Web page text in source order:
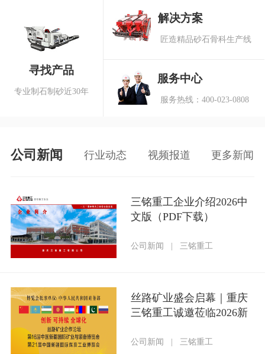
寻找产品
专业制石制砂近30年
解决方案
匠造精品砂石骨科生产线
服务中心
服务热线：400-023-0808
公司新闻 行业动态 视频报道 更多新闻
三铭重工企业介绍2026中
文版（PDF下载）
公司新闻 | 三铭重工
丝路矿业盛会启幕｜重庆
三铭重工诚邀莅临2026新
公司新闻 | 三铭重工